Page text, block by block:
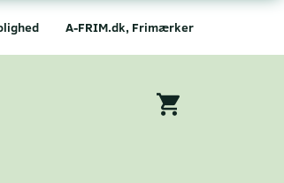
A-FRIM.dk, Frimærker